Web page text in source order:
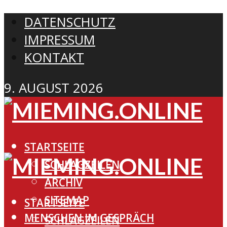
DATENSCHUTZ
IMPRESSUM
KONTAKT
9. AUGUST 2026
STARTSEITE
SCHLAGZEILEN
ARCHIV
SITEMAP
MENSCHEN IM GESPRÄCH
STARTSEITE
SCHLAGZEILEN